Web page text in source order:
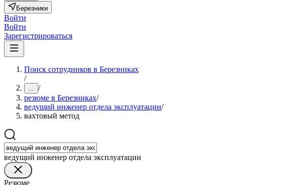
Березники
Войти
Войти
Зарегистрироваться
Поиск сотрудников в Березниках
/
... /
резюме в Березниках/
ведущий инженер отдела эксплуатации/
вахтовый метод
ведущий инженер отдела эксплуатации
Резюме